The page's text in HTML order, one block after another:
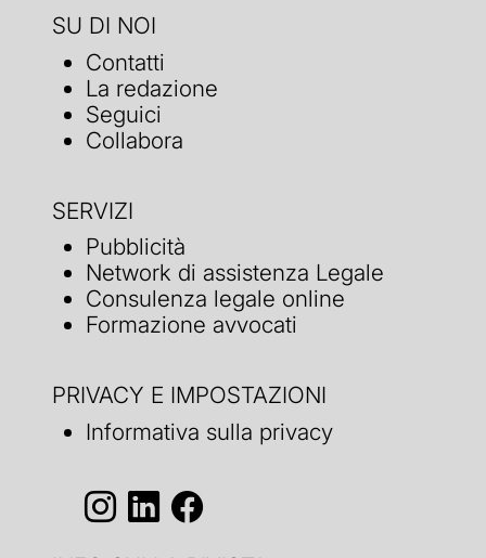
SU DI NOI
Contatti
La redazione
Seguici
Collabora
SERVIZI
Pubblicità
Network di assistenza Legale
Consulenza legale online
Formazione avvocati
PRIVACY E IMPOSTAZIONI
Informativa sulla privacy